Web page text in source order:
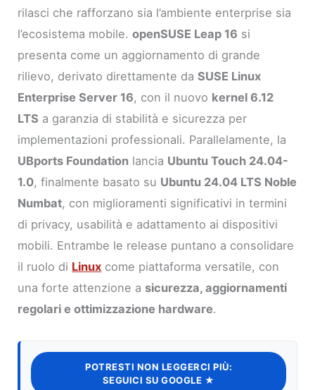
rilasci che rafforzano sia l’ambiente enterprise sia
l’ecosistema mobile.openSUSE Leap 16 si
presenta come un aggiornamento di grande
rilievo, derivato direttamente daSUSE Linux
Enterprise Server 16, con il nuovo kernel 6.12
LTS a garanzia di stabilità e sicurezza per
implementazioni professionali. Parallelamente, la
UBports Foundation lancia Ubuntu Touch 24.04-
1.0, finalmente basato su Ubuntu 24.04 LTS Noble
Numbat, con miglioramenti significativi in termini
di privacy, usabilità e adattamento ai dispositivi
mobili. Entrambe le release puntano a consolidare
il ruolo di Linux come piattaforma versatile, con
una forte attenzione a sicurezza, aggiornamenti
regolari e ottimizzazione hardware.
POTRESTI NON LEGGERCI PIÙ:
SEGUICI SU GOOGLE ★